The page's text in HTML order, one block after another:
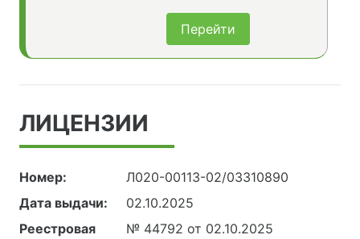
Перейти
ЛИЦЕНЗИИ
Номер:
Л020-00113-02/03310890
Дата выдачи:
02.10.2025
Реестровая
№ 44792 от 02.10.2025